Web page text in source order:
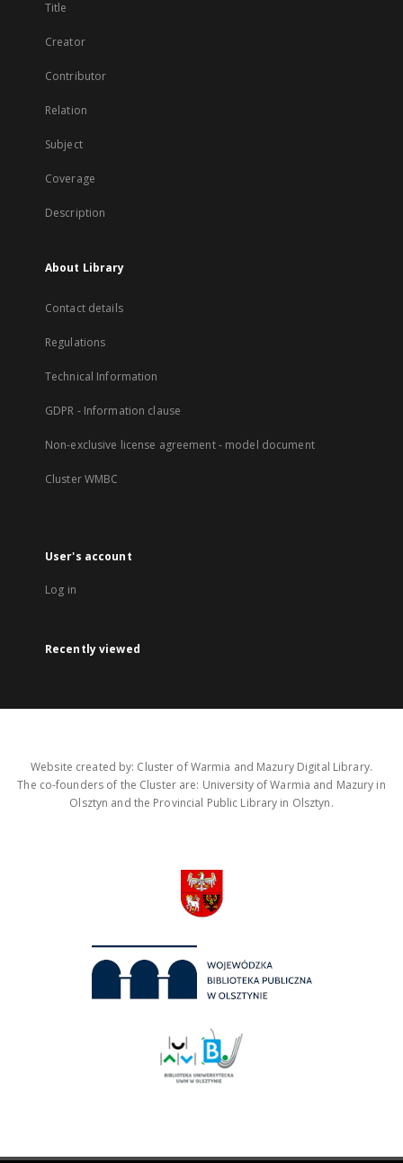
Title
Creator
Contributor
Relation
Subject
Coverage
Description
About Library
Contact details
Regulations
Technical Information
GDPR - Information clause
Non-exclusive license agreement - model document
Cluster WMBC
User's account
Log in
Recently viewed
Website created by: Cluster of Warmia and Mazury Digital Library.
The co-founders of the Cluster are: University of Warmia and Mazury in
Olsztyn and the Provincial Public Library in Olsztyn.